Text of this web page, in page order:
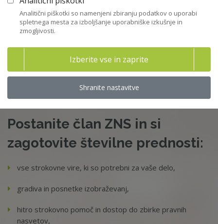
30. 09. 2025 - ecoDa stališča - ecoda
ecoda
Postanite član ZNS in si
zagotovite številne prednosti:
vse strokovne vire, ki so potrebni za vaše delo,
gradiva in posnetke izobraževanj,
hitro strokovno pomoč in dostop do zbirke pravnih
nasvetov,
Analitični piškotki so namenjeni zbiranju podatkov o uporabi
spletnega mesta za izboljšanje uporabniške izkušnje in
zmogljivosti.
Izberite vse in zaprite
Shranite nastavitve